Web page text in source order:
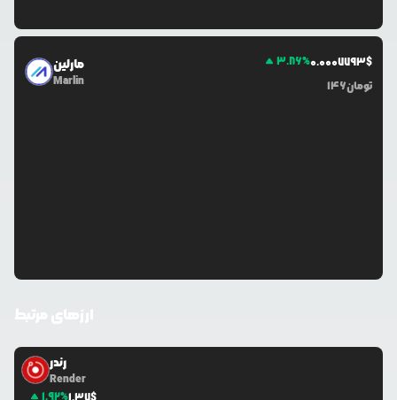
مارلین
Marlin
3.86%0.0007793$
146تومان
رندر
Render
1.92%